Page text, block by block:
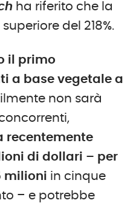
ha riferito che la
del 218%.
il primo
a base vegetale a
non sarà
recentemente
di dollari – per
milioni in cinque
– e potrebbe